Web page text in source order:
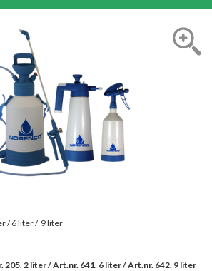
/ 6 liter / 9 liter
205. 2 liter / Art.nr. 641. 6 liter / Art.nr. 642. 9 liter